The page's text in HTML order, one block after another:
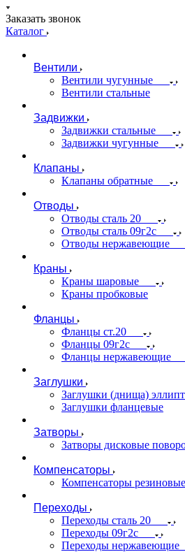
Заказать звонок
Каталог
Вентили
Вентили чугунные
Вентили стальные
Задвижки
Задвижки стальные
Задвижки чугунные
Клапаны
Клапаны обратные
Отводы
Отводы сталь 20
Отводы сталь 09г2с
Отводы нержавеющие
Краны
Краны шаровые
Краны пробковые
Фланцы
Фланцы ст.20
Фланцы 09г2с
Фланцы нержавеющие
Заглушки
Заглушки (днища)
Заглушки фланцевые
Затворы
Затворы дисковые
Компенсаторы
Компенсаторы
Переходы
Переходы сталь 20
Переходы 09г2с
Переходы нержавеющие